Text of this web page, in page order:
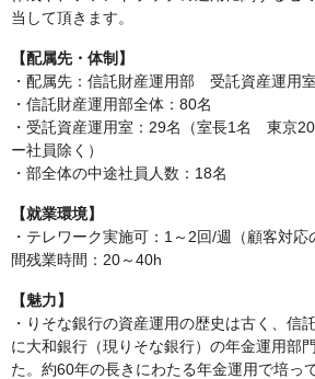
当して頂きます。
【配属先・体制】
・配属先：信託財産運用部 受託資産運用室
・信託財産運用部全体：80名
・受託資産運用室：29名（室長1名 東
ー社員除く）
・部全体の中途社員人数：18名
【就業環境】
・テレワーク実施可：1～2回/週（顧客対
間残業時間：20～40h
【魅力】
・りそな銀行の資産運用の歴史は古く、信
に大和銀行（現りそな銀行）の年金運用部
た。約60年の長きにわたる年金運用で培っ